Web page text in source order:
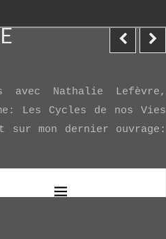
Nathalie Lefèvre,
Les Cycles de nos Vies
sur mon dernier ouvrage: